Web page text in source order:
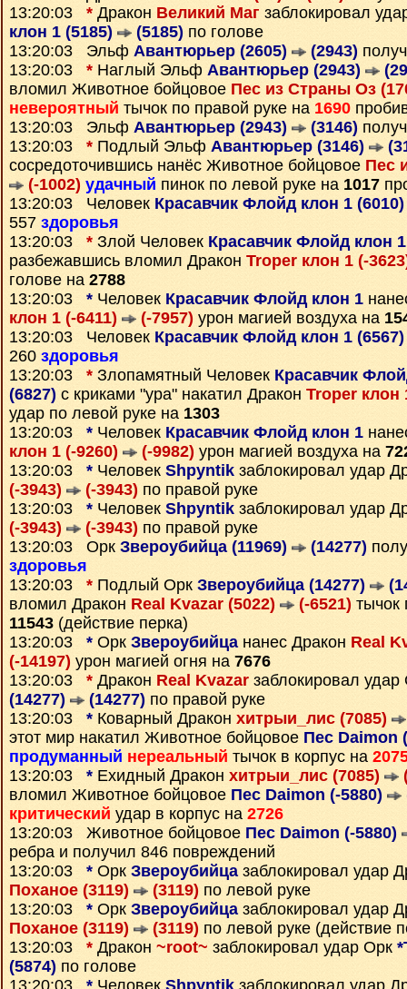
13:20:03 * Дракон Великий Маг заблокировал
клон 1 (5185)
(5185) по голове
13:20:03 Эльф Авантюрьер (2605) (2943)
13:20:03 * Наглый Эльф Авантюрьер (2943)
вломил Животное бойцовое Пес из Страны Оз
невероятный тычок по правой руке на 1690
13:20:03 Эльф Авантюрьер (2943) (3146)
13:20:03 * Подлый Эльф Авантюрьер (3146)
сосредоточившись нанёс Животное бойцовое Пес
(-1002) удачный пинок по левой руке на 1017
13:20:03 Человек Красавчик Флойд клон 1
557 здоровья
13:20:03 * Злой Человек Красавчик Флойд клон
разбежавшись вломил Дракон Troper клон 1 (-
голове на 2788
13:20:03 * Человек Красавчик Флойд клон 1
клон 1 (-6411)
(-7957) урон магией воздуха на
13:20:03 Человек Красавчик Флойд клон 1
260 здоровья
13:20:03 * Злопамятный Человек Красавчик
(6827) с криками "ура" накатил Дракон Troper клон
удар по левой руке на 1303
13:20:03 * Человек Красавчик Флойд клон 1
клон 1 (-9260)
(-9982) урон магией воздуха на
13:20:03 * Человек Shpyntik заблокировал удар
(-3943)
(-3943) по правой руке
13:20:03 * Человек Shpyntik заблокировал удар
(-3943)
(-3943) по правой руке
13:20:03 Орк Звероубийца (11969) (14277)
здоровья
13:20:03 * Подлый Орк Звероубийца (14277)
вломил Дракон Real Kvazar (5022) (-6521) тычок
11543 (действие перка)
13:20:03 * Орк Звероубийцананес Дракон Real
(-14197) урон магией огня на 7676
13:20:03 * Дракон Real Kvazar заблокировал
(14277)
(14277) по правой руке
13:20:03 * Коварный Дракон хитрыи_лис (7085)
этот мир накатил Животное бойцовое Пес Daimon
продуманный нереальный тычок в корпус на
13:20:03 * Ехидный Дракон хитрыи_лис (7085)
вломил Животное бойцовое Пес Daimon (-5880)
критический удар в корпус на 2726
13:20:03 Животное бойцовое Пес Daimon (-5880)
ребра и получил 846 повреждений
13:20:03 * Орк Звероубийцазаблокировал удар
Поханое (3119)
(3119) по левой руке
13:20:03 * Орк Звероубийца заблокировал удар
Поханое (3119)
(3119) по левой руке (действие
13:20:03 * Дракон ~root~ заблокировал удар Орк
(5874) по голове
13:20:03 * Человек Shpyntik заблокировал удар